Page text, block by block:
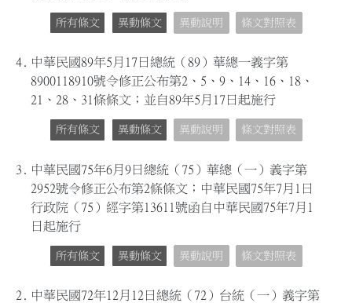
所有條文 異動條文 異動說明 條文對照表
4.
中華民國89年5月17日總統（89）華總一義字第
8900118910號令修正公布第2、5、9、14、16、18、
21、28、31條條文；並自89年5月17日起施行
所有條文 異動條文 異動說明 條文對照表
3.
中華民國75年6月9日總統（75）華總（一）義字第
2952號令修正公布第2條條文；中華民國75年7月1日
行政院（75）經字第13611號函自中華民國75年7月1
日起施行
所有條文 異動條文 異動說明 條文對照表
2.
中華民國72年12月12日總統（72）台統（一）義字第